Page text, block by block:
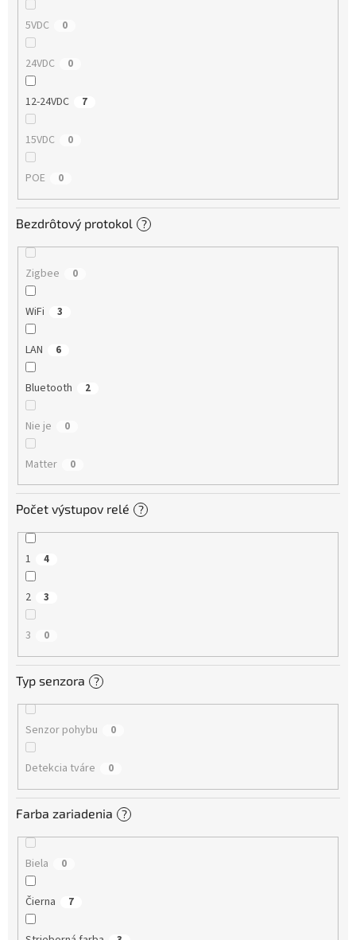
5VDC 0
24VDC 0
12-24VDC 7
15VDC 0
POE 0
Bezdrôtový protokol ?
Zigbee 0
WiFi 3
LAN 6
Bluetooth 2
Nie je 0
Matter 0
Počet výstupov relé ?
1 4
2 3
3 0
Typ senzora ?
Senzor pohybu 0
Detekcia tváre 0
Farba zariadenia ?
Biela 0
Čierna 7